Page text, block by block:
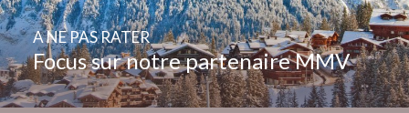
Focus sur notre partenaire MMV
A NE PAS RATER